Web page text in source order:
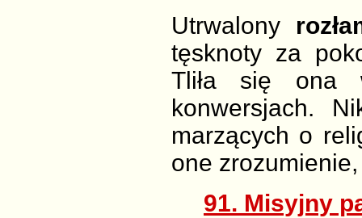
Utrwalony
tęsknoty za
Tliła się ona
konwersjach.
marzących o
one
91. Misyjny